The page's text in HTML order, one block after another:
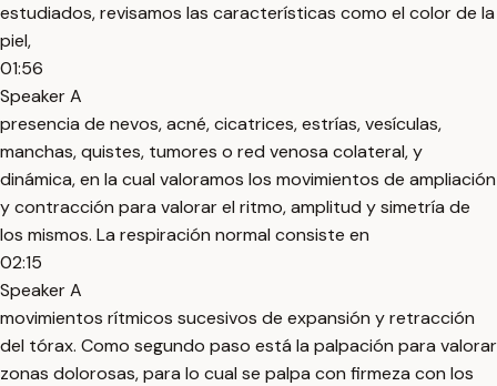
estudiados, revisamos las características como el color de la
piel,
01:56
Speaker A
presencia de nevos, acné, cicatrices, estrías, vesículas,
manchas, quistes, tumores o red venosa colateral, y
dinámica, en la cual valoramos los movimientos de ampliación
y contracción para valorar el ritmo, amplitud y simetría de
los mismos. La respiración normal consiste en
02:15
Speaker A
movimientos rítmicos sucesivos de expansión y retracción
del tórax. Como segundo paso está la palpación para valorar
zonas dolorosas, para lo cual se palpa con firmeza con los